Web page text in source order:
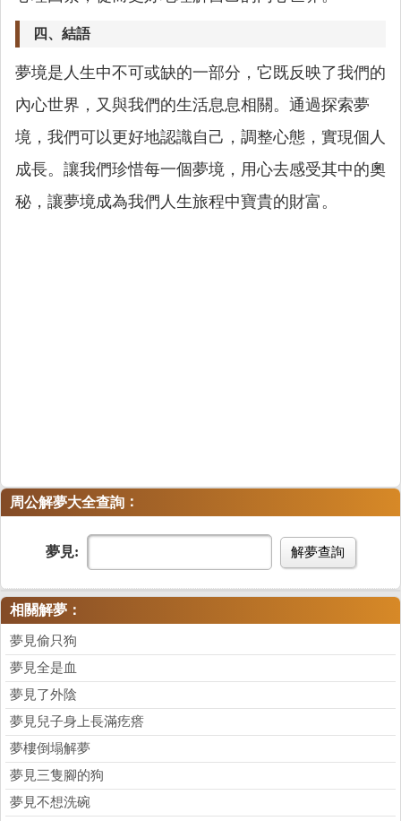
四、結語
夢境是人生中不可或缺的一部分，它既反映了我們的
內心世界，又與我們的生活息息相關。通過探索夢
境，我們可以更好地認識自己，調整心態，實現個人
成長。讓我們珍惜每一個夢境，用心去感受其中的奧
秘，讓夢境成為我們人生旅程中寶貴的財富。
周公解夢大全查詢 ：
夢見: 解夢查詢
相關解夢：
夢見偷只狗
夢見全是血
夢見了外陰
夢見兒子身上長滿疙瘩
夢樓倒塌解夢
夢見三隻腳的狗
夢見不想洗碗